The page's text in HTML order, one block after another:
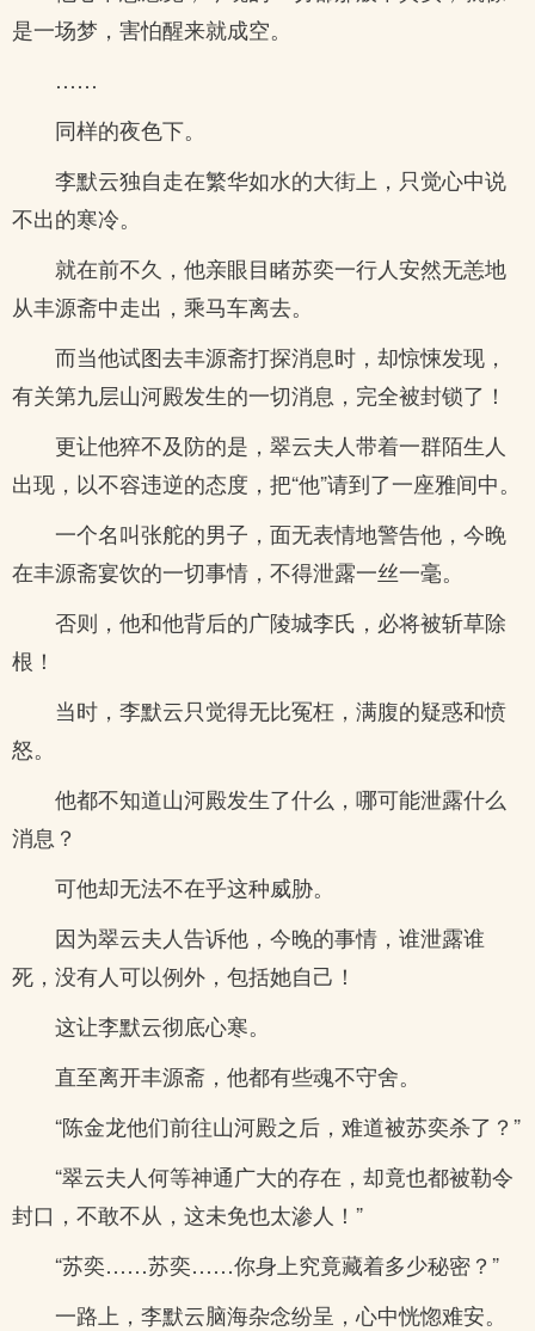
是一场梦，害怕醒来就成空。
……
同样的夜色下。
李默云独自走在繁华如水的大街上，只觉心中说
不出的寒冷。
就在前不久，他亲眼目睹苏奕一行人安然无恙地
从丰源斋中走出，乘马车离去。
而当他试图去丰源斋打探消息时，却惊悚发现，
有关第九层山河殿发生的一切消息，完全被封锁了！
更让他猝不及防的是，翠云夫人带着一群陌生人
出现，以不容违逆的态度，把“他”请到了一座雅间中。
一个名叫张舵的男子，面无表情地警告他，今晚
在丰源斋宴饮的一切事情，不得泄露一丝一毫。
否则，他和他背后的广陵城李氏，必将被斩草除
根！
当时，李默云只觉得无比冤枉，满腹的疑惑和愤
怒。
他都不知道山河殿发生了什么，哪可能泄露什么
消息？
可他却无法不在乎这种威胁。
因为翠云夫人告诉他，今晚的事情，谁泄露谁
死，没有人可以例外，包括她自己！
这让李默云彻底心寒。
直至离开丰源斋，他都有些魂不守舍。
“陈金龙他们前往山河殿之后，难道被苏奕杀了？”
“翠云夫人何等神通广大的存在，却竟也都被勒令
封口，不敢不从，这未免也太渗人！”
“苏奕……苏奕……你身上究竟藏着多少秘密？”
一路上，李默云脑海杂念纷呈，心中恍惚难安。